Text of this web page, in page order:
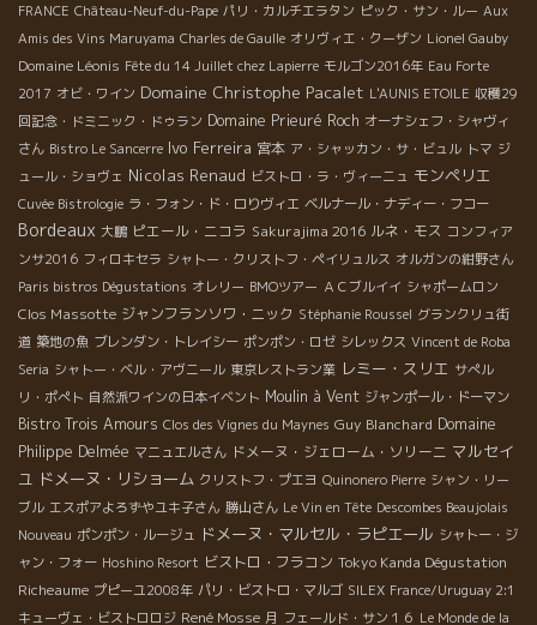
FRANCE Château-Neuf-du-Pape パリ・カルチエラタン ピック・サン・ルー Aux
Amis des Vins Maruyama Charles de Gaulle オリヴィエ・クーザン Lionel Gauby
Domaine Léonis Fête du 14 Juillet chez Lapierre モルゴン2016年 Eau Forte
2017 オビ・ワイン Domaine Christophe Pacalet L'AUNIS ETOILE 収穫29
回記念・ドミニック・ドゥラン Domaine Prieuré Roch オーナシェフ・シャヴィ
さん Bistro Le Sancerre Ivo Ferreira 宮本 ア・シャッカン・サ・ビュル トマ ジ
ュール・ショヴェ Nicolas Renaud ビストロ・ラ・ヴィーニュ モンペリエ
Cuvée Bistrologie ラ・フォン・ド・ロりヴィエ ベルナール・ナディー・フコー
Bordeaux 大鵬 ピエール・ニコラ Sakurajima 2016 ルネ・モス コンフィア
ンサ2016 フィロキセラ シャトー・クリストフ・ペイリュルス オルガンの紺野さん
Paris bistros Dégustations オレリー BMOツアー ＡＣブルイイ シャポームロン
Clos Massotte ジャンフランソワ・ニック Stéphanie Roussel グランクリュ街
道 築地の魚 ブレンダン・トレイシー ポンポン・ロゼ シレックス Vincent de Roba
Seria シャトー・ベル・アヴニール 東京レストラン業 レミー・スリエ サぺル
リ・ポぺト 自然派ワインの日本イベント Moulin à Vent ジャンポール・ドーマン
Bistro Trois Amours Clos des Vignes du Maynes Guy Blanchard Domaine
Philippe Delmée マニュエルさん ドメーヌ・ジェローム・ソリーニ マルセイ
ユ ドメーヌ・リショーム クリストフ・プエヨ Quinonero Pierre シャン・リー
ブル エスポアよろずやユキ子さん 勝山さん Le Vin en Tête Descombes Beaujolais
Nouveau ポンポン・ルージュ ドメーヌ・マルセル・ラピエール シャトー・ジ
ャン・フォー Hoshino Resort ビストロ・フラコン Tokyo Kanda Dégustation
Richeaume プピーユ2008年 パリ・ビストロ・マルゴ SILEX France/Uruguay 2:1
キューヴェ・ビストロロジ René Mosse 月 フェールド・サン１６ Le Monde de la